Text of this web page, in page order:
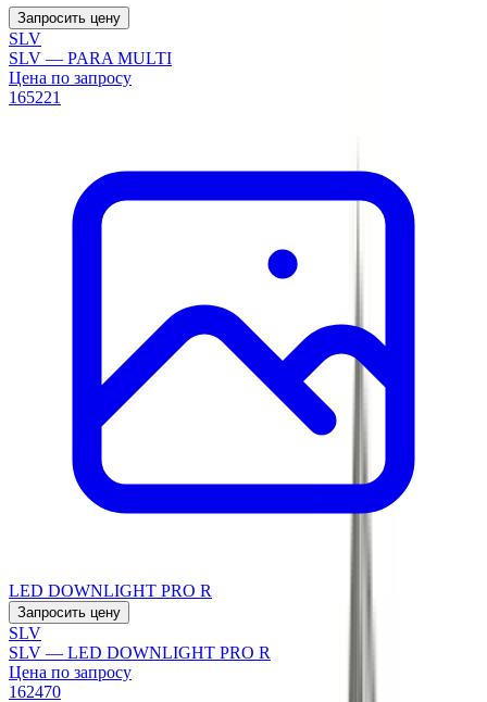
Запросить цену
SLV
SLV — PARA MULTI
Цена по запросу
165221
LED DOWNLIGHT PRO R
Запросить цену
SLV
SLV — LED DOWNLIGHT PRO R
Цена по запросу
162470